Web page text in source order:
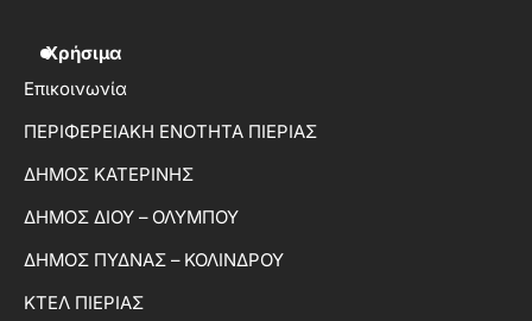
Χρήσιμα
Επικοινωνία
ΠΕΡΙΦΕΡΕΙΑΚΗ ΕΝΟΤΗΤΑ ΠΙΕΡΙΑΣ
ΔΗΜΟΣ ΚΑΤΕΡΙΝΗΣ
ΔΗΜΟΣ ΔΙΟΥ – ΟΛΥΜΠΟΥ
ΔΗΜΟΣ ΠΥΔΝΑΣ – ΚΟΛΙΝΔΡΟΥ
ΚΤΕΛ ΠΙΕΡΙΑΣ